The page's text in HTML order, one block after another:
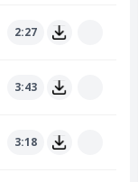
2:27
3:43
3:18